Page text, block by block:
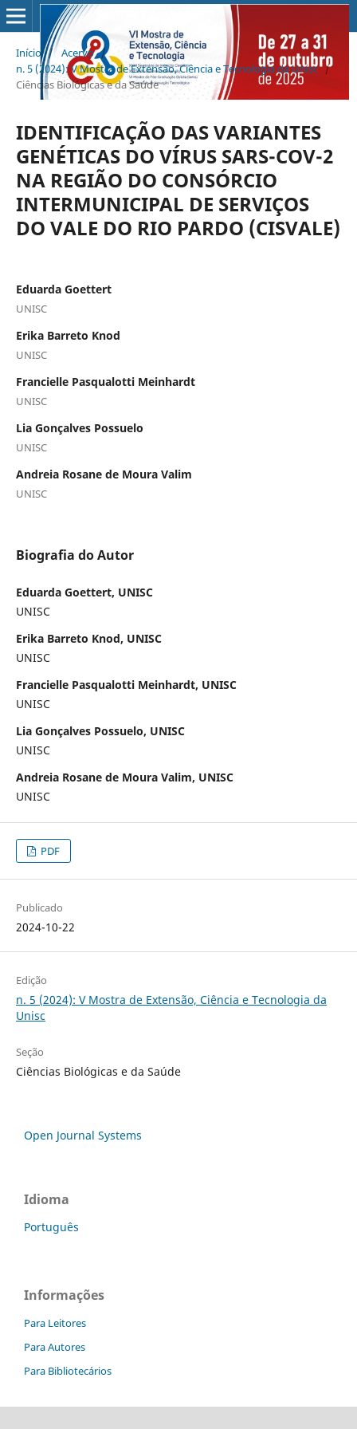
Início / Acervo /
n. 5 (2024): V Mostra de Extensão, Ciência e Tecnologia da Unisc /
Ciências Biológicas e da Saúde
IDENTIFICAÇÃO DAS VARIANTES
GENÉTICAS DO VÍRUS SARS-COV-2
NA REGIÃO DO CONSÓRCIO
INTERMUNICIPAL DE SERVIÇOS
DO VALE DO RIO PARDO (CISVALE)
Eduarda Goettert
UNISC
Erika Barreto Knod
UNISC
Francielle Pasqualotti Meinhardt
UNISC
Lia Gonçalves Possuelo
UNISC
Andreia Rosane de Moura Valim
UNISC
Biografia do Autor
Eduarda Goettert, UNISC
UNISC
Erika Barreto Knod, UNISC
UNISC
Francielle Pasqualotti Meinhardt, UNISC
UNISC
Lia Gonçalves Possuelo, UNISC
UNISC
Andreia Rosane de Moura Valim, UNISC
UNISC
PDF
Publicado
2024-10-22
Edição
n. 5 (2024): V Mostra de Extensão, Ciência e Tecnologia da
Unisc
Seção
Ciências Biológicas e da Saúde
Open Journal Systems
Idioma
Português
Informações
Para Leitores
Para Autores
Para Bibliotecários